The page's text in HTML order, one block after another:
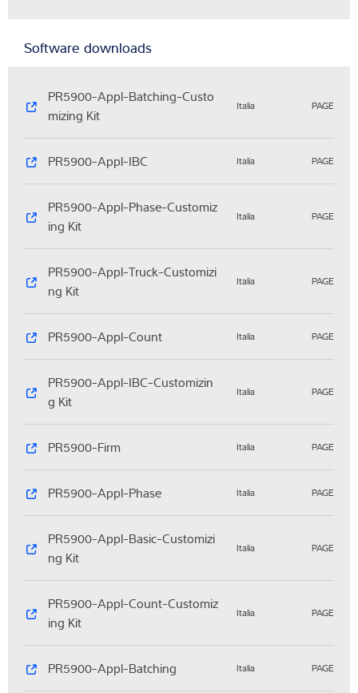
Software downloads
PR5900-Appl-Batching-Custo
mizing Kit
Italia PAGE
PR5900-Appl-IBC Italia PAGE
PR5900-Appl-Phase-Customiz
ing Kit
Italia PAGE
PR5900-Appl-Truck-Customizi
ng Kit
Italia PAGE
PR5900-Appl-Count Italia PAGE
PR5900-Appl-IBC-Customizin
g Kit
Italia PAGE
PR5900-Firm Italia PAGE
PR5900-Appl-Phase Italia PAGE
PR5900-Appl-Basic-Customizi
ng Kit
Italia PAGE
PR5900-Appl-Count-Customiz
ing Kit
Italia PAGE
PR5900-Appl-Batching Italia PAGE